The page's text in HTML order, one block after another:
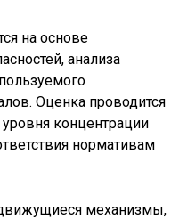
на основе
анализа
Оценка проводится
концентрации
нормативам
механизмы,